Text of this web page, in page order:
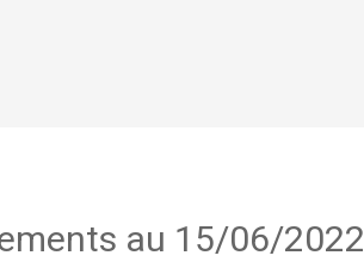
au 15/06/2022